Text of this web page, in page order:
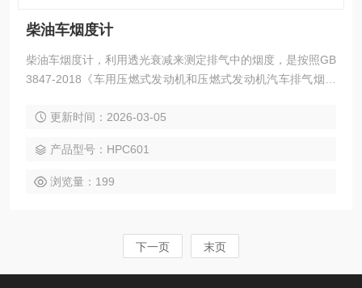
柴油车烟度计
柴油车烟度计，利用透光衰减来测定排气中的烟度，是按照GB
3847-2018《车用压燃式发动机和压燃式发动机汽车排气烟度
民共和国交通行业标准JT/T506-2004的有关标准而设计的仪
13-2006的测试要求。
更新时间：2026-03-05
产品型号：HPC601
浏览量：199
下一页 末页